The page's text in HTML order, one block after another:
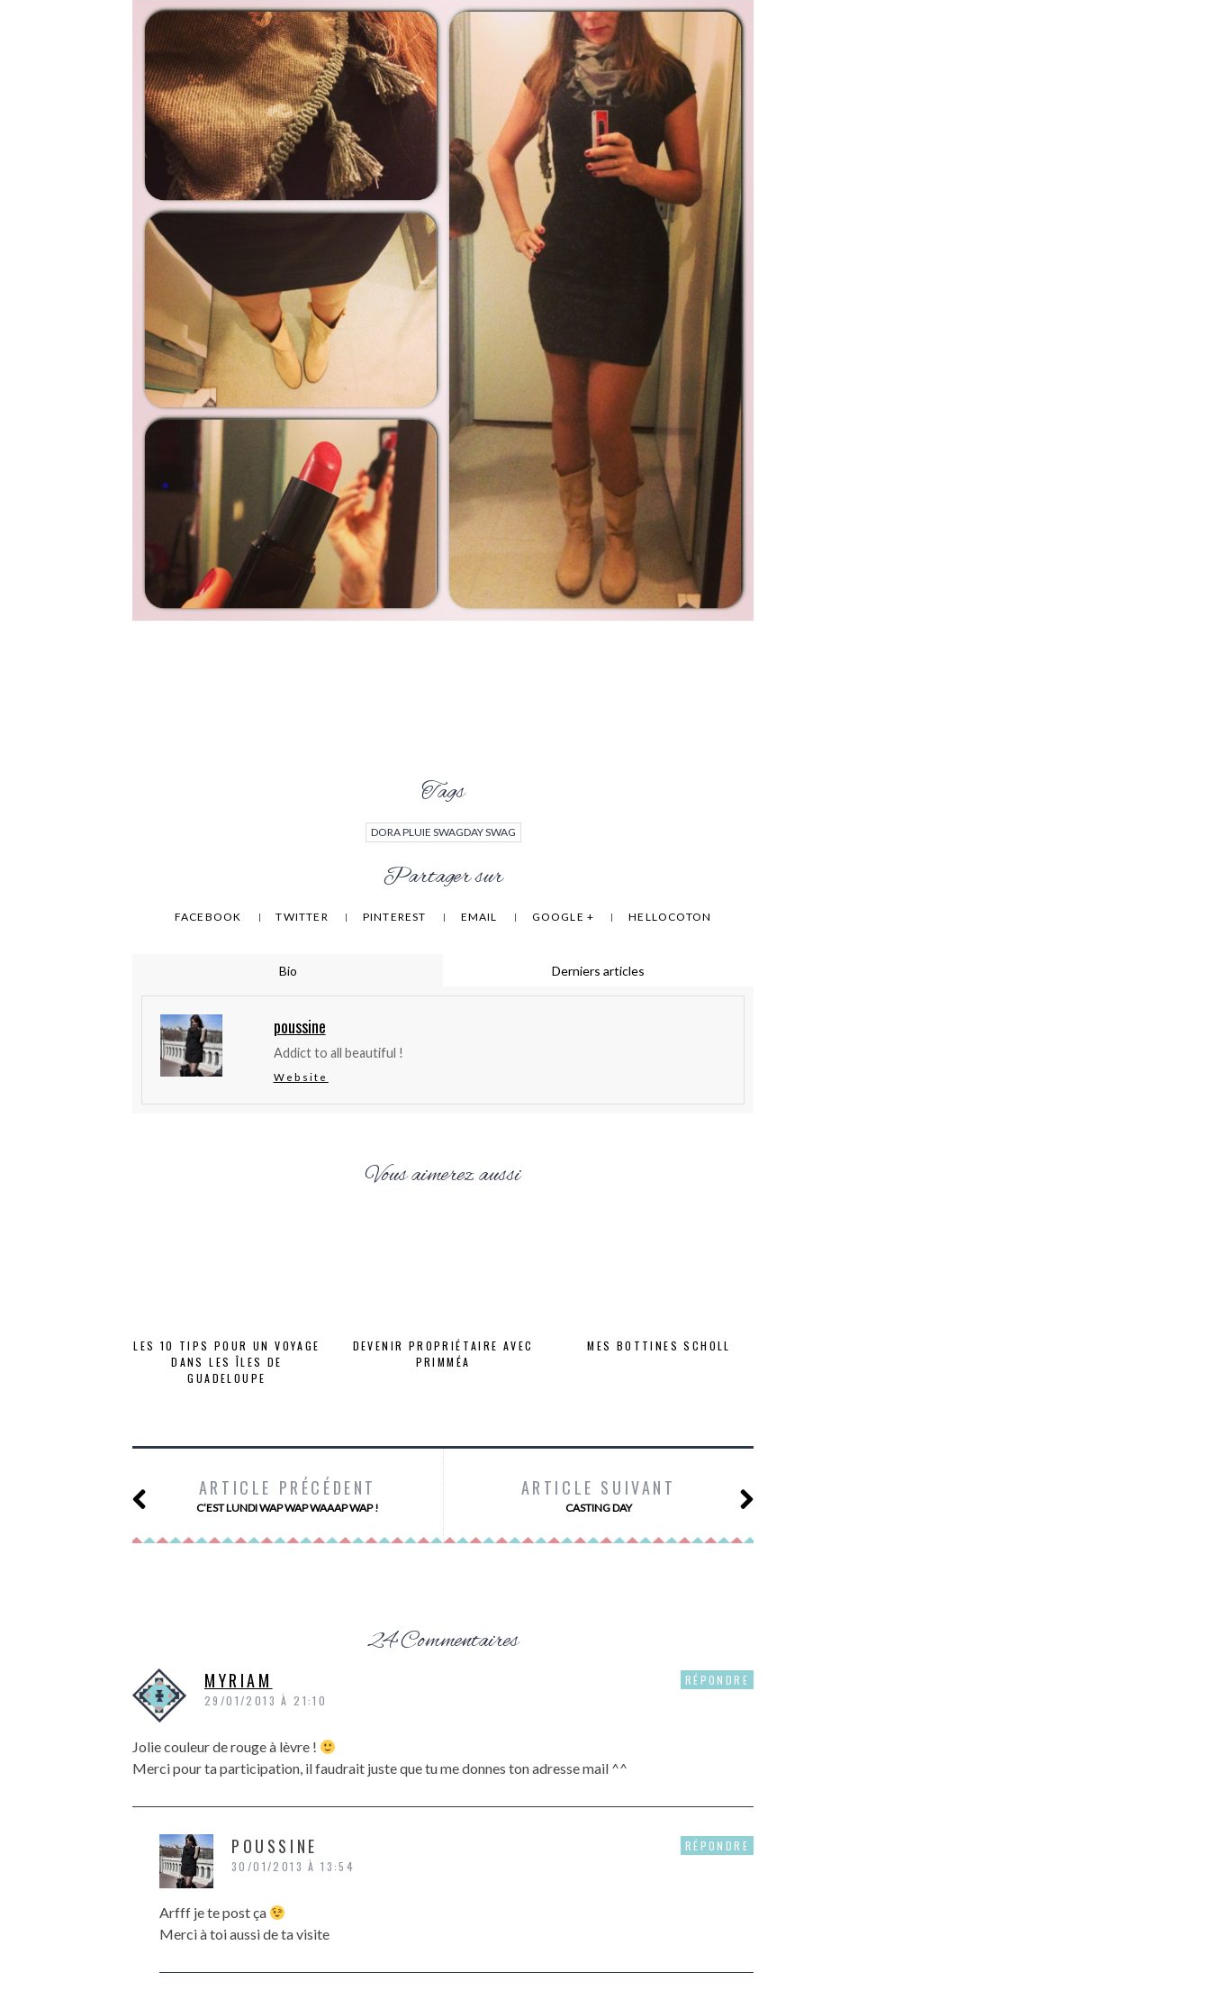
Tags
DORA PLUIE SWAGDAY SWAG
Partager sur
FACEBOOK TWITTER PINTEREST EMAIL GOOGLE + HELLOCOTON
Bio Derniers articles
poussine
Addict to all beautiful !
Website
Vous aimerez aussi
LES 10 TIPS POUR UN VOYAGE
DANS LES ÎLES DE
GUADELOUPE
DEVENIR PROPRIÉTAIRE AVEC
PRIMMÉA
MES BOTTINES SCHOLL
ARTICLE PRÉCÉDENT
C’EST LUNDI WAP WAP WAAAP WAP !
ARTICLE SUIVANT
CASTING DAY
24 Commentaires
MYRIAM
29/01/2013 À 21:10
Jolie couleur de rouge à lèvre !
Merci pour ta participation, il faudrait juste que tu me donnes ton adresse mail ^^
RÉPONDRE
POUSSINE
30/01/2013 À 13:54
Arfff je te post ça
Merci à toi aussi de ta visite
RÉPONDRE